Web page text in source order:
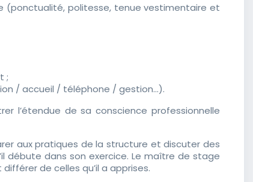
(ponctualité, politesse, tenue vestimentaire et
;
/ accueil / téléphone / gestion...).
l’étendue de sa conscience professionnelle
aux pratiques de la structure et discuter des
dans son exercice. Le maître de stage
de celles qu’il a apprises.